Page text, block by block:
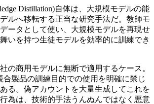
Distillation)自体は、大規模モデルの能
ルへ移転する正当な研究手法だ。教師モ
ータとして使い、大規模モデルを再現せ
いを持つ生徒モデルを効率的に訓練でき
の商用モデルに無断で適用するケース。
合製品の訓練目的での使用を明確に禁じ
る。偽アカウントを大量生成してこれを
為は、技術的手法うんぬんではなく悪意